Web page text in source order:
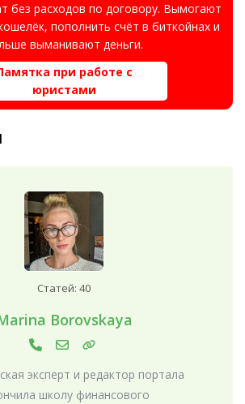
без расходов по договору. Вымогают
пополнить счёт в биткойнах и
выманивают деньги.
при работе с
юристами
Статей: 40
Borovskaya
эксперт и редактор портала
школу финансового